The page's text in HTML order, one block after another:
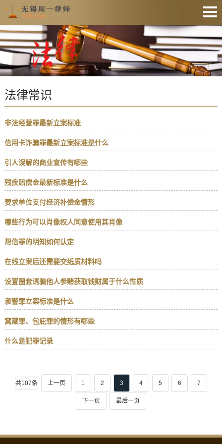
网站首页
法律资讯
业务范围
文件下载
业务办理
联系律师
法律常识
非法经营罪最新立案标准
信用卡诈骗罪最新立案标准是什么
引人误解的商业宣传有哪些
残疾赔偿金最新标准是什么
要求单位支付经济补偿金情形
哪些行为可以肖像权人同意使用其肖像
帮信罪的明知如何认定
在线立案后还需要交纸质材料吗
设置圈套诱骗他人参赌获取钱财属于什么性质
袭警罪立案标准是什么
窝藏罪、包庇罪的情形有哪些
什么是犯罪记录
共107条 上一页 1 2 3 4 5 6 7
下一页 最后一页